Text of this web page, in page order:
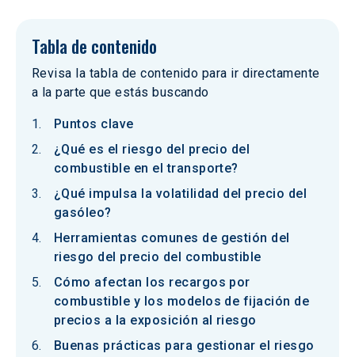
Tabla de contenido
Revisa la tabla de contenido para ir directamente
a la parte que estás buscando
Puntos clave
¿Qué es el riesgo del precio del
combustible en el transporte?
¿Qué impulsa la volatilidad del precio del
gasóleo?
Herramientas comunes de gestión del
riesgo del precio del combustible
Cómo afectan los recargos por
combustible y los modelos de fijación de
precios a la exposición al riesgo
Buenas prácticas para gestionar el riesgo